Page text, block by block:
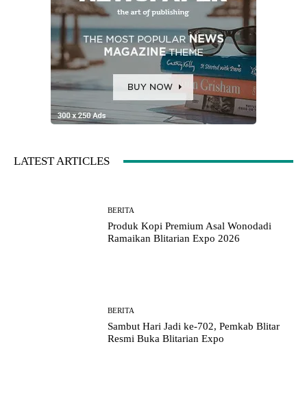
LATEST ARTICLES
BERITA
Produk Kopi Premium Asal Wonodadi
Ramaikan Blitarian Expo 2026
BERITA
Sambut Hari Jadi ke-702, Pemkab Blitar
Resmi Buka Blitarian Expo